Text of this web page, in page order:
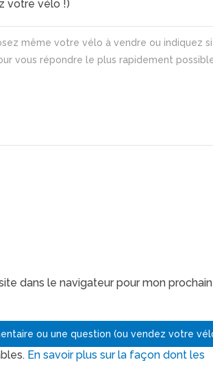
votre vélo !)
dans le navigateur pour mon prochain
En savoir plus sur la façon dont les